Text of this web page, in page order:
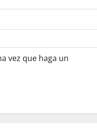
vez que haga un